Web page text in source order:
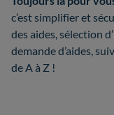
c’est simplifier et
des aides, sélection
demande d’aides,
de A à Z !